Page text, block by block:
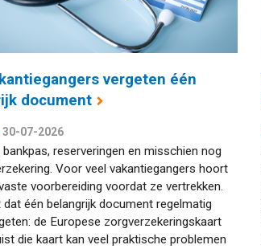
vergeten één
document
30-07-2026
bankpas, reserveringen en misschien nog
Voor veel vakantiegangers hoort
voorbereiding voordat ze vertrekken.
dat één belangrijk document regelmatig
de Europese zorgverzekeringskaart
die kaart kan veel praktische problemen